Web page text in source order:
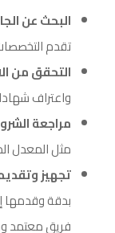
البحث عن
تقدم
التحقق من
واعتراف
مراجعة
مثل المعدل
تجهيز
بدقة وقدمها
فريق معتمد